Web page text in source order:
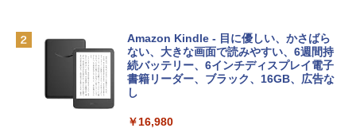
￥162,598
tomtoc 360°保護 15.6 16インチ パソコ
ンケース Dell NEC Lavie ASUS HP dyna
Microsoft Office Home & Business 202
4(最新 永続版)|オンラインコード版|Wind
ows11、10/mac対応|PC2台
￥39,582
出す プロンプトの言葉 AI画像生成シリー
ズ (はぴーイラストLabo)
￥480
ClaudeCode いちばんやさしい 教科書:
Amazon Kindle - 目に優しい、かさばら
ない、大きな画面で読みやすい、6週間持
続バッテリー、6インチディスプレイ電子
書籍リーダー、ブラック、16GB、広告な
し
￥16,980